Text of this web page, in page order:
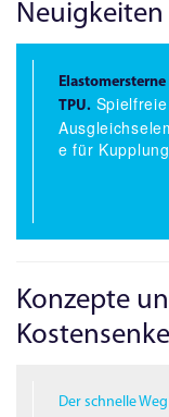
Neuigkeiten
Elastomersterne
TPU. Spielfreie
e für
Konzepte
Der schnelle